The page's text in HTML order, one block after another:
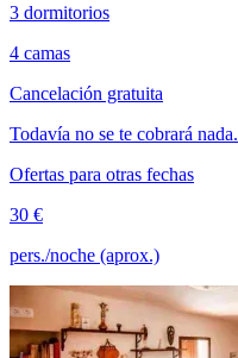
3 dormitorios
4 camas
Cancelación gratuita
Todavía no se te cobrará nada.
Ofertas para otras fechas
30 €
pers./noche (aprox.)